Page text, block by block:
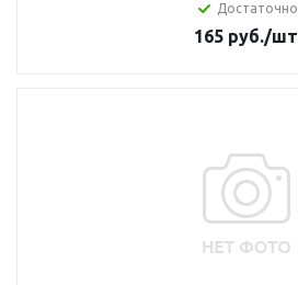
Достаточно
165 руб./шт